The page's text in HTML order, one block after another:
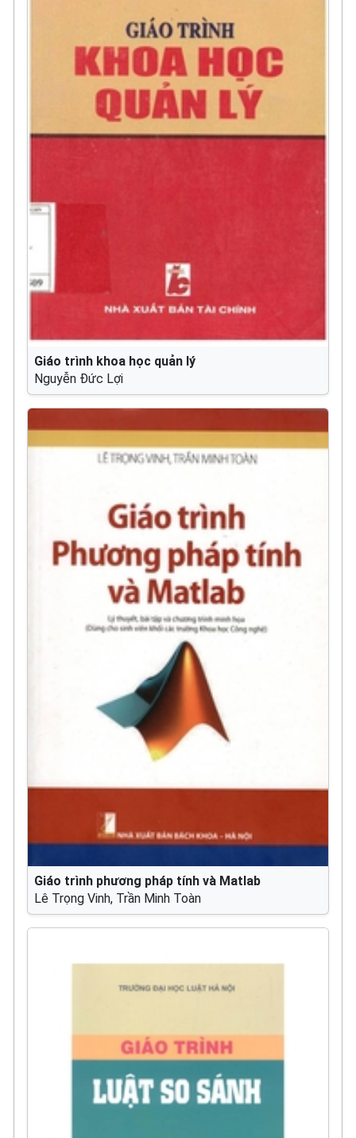
Giáo trình khoa học quản lý
Nguyễn Đức Lợi
Giáo trình phương pháp tính và Matlab
Lê Trọng Vinh, Trần Minh Toàn